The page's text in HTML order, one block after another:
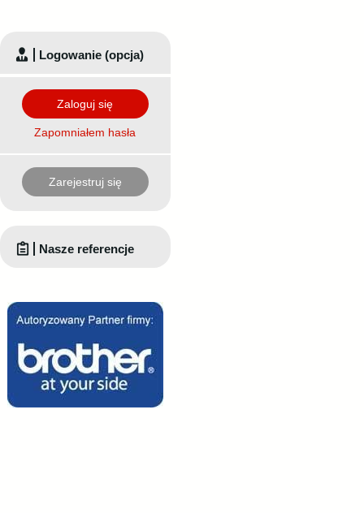
Logowanie (opcja)
Zaloguj się
Zapomniałem hasła
Zarejestruj się
Nasze referencje